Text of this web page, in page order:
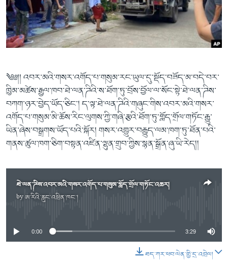
འཚོལ་
ཞིབ་
ལ་
བསྐྱོད།
དྲ་བརྙན་གསར་འགྱུར།
ཁ་བའི་མི་སྣ།
བུད་མེད་ལེ་ཚན།
ཆབ་སྲིད་བཙོན་པ་ངོ་སྤྲོད།
བགྲོ་གླེང་མདུན་ལྕོག
བསྐྱར་ཞིབ།
པོ་ཊི་ཁ་སི།
ཕ་ཡུལ་གླེང་སྟེགས།
ཆོས་རིག་ལེ་ཚན།
གཞོན་སྐྱེས་དང་ཤེས་ཡོན།
འཕྲོད་བསྟེན་དང་དོན་ལྡན་གྱི་མི་ཚེ།
སོ་ཡ་ལ། བོད་ཀྱི་གླུ་གཞས།
Learning English
རྗེས་འབྲངས།
སྐད་ཡིག
༄༅།། འབར་མའི་གསར་འགོད་པ་གསུམ་རང་ཡུལ་དུ་སྡོད་བཟོད་མ་བདེ་བར་
ཁྱིམ་མཚེས་རྒྱལ་ཁབ་ཐེ་ལན་ཌིའི་ས་ཐོག་ཏུ་བྲོས་བྱོལ་ལ་སོང་སྟེ་ཐེ་ལན་ཌིས་
བཀག་ཉར་བྱེད་ཡོད་ཅིང་། ད་ལྟ་ཐེ་ལན་ཌིའི་གཞུང་གིས་འབར་མའི་གསར་
འགོད་པ་གསུམ་མི་ཆོས་རིང་ལུགས་ཀྱི་གཞི་རྩའི་ཐོག་ཏུ་གློད་གྲོལ་གཏོང་རྒྱུ་
ཡིན་ཞེས་བསྒྲགས་ཡོད་པའི་སྐོར། གསར་འགྱུར་བརྒྱུད་ལམ་ཁག་ཏུ་ཐོན་པའི་
གནས་ཚུལ་ཁག་ཅིག་བསྟན་འཛིན་ལྷུན་གྲུབ་ཀྱིས་སྙན་སྒྲོན་ཞུ་ཡི་རེད།།
ཐེ་ལན་ཌིས་འབར་མའི་གསར་འགོད་པ་གསུམ་གློད་གྲོལ་གཏོང་འཆར།
byཨ་རིའི་རླུང་འཕྲིན་ཁང་།No media source currently available
0:00 3:29
ཐད་ཀར་ཕབ་ལེན་གྱི་དྲ་འབྲེལ།